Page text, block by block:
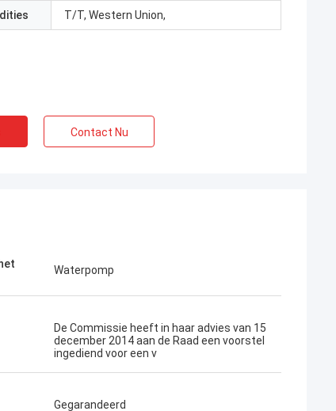
T/T, Western Union,
Contact Nu
Waterpomp
De Commissie heeft in haar advies van 15
december 2014 aan de Raad een voorstel
ingediend voor een v
Gegarandeerd